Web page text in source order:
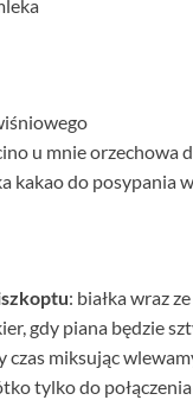
u mnie orzechowa
kakao do posypania
: białka wraz
gdy piana będzie
czas miksując
tylko do